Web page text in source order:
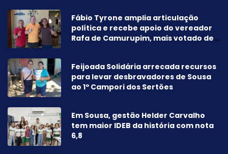
Fábio Tyrone amplia articulação
política e recebe apoio do vereador
Rafa de Camurupim, mais votado de
Feijoada Solidária arrecada recursos
para levar desbravadores de Sousa
ao 1º Campori dos Sertões
Em Sousa, gestão Helder Carvalho
tem maior IDEB da história com nota
6,8